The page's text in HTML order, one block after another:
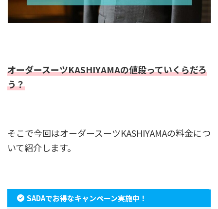
オーダースーツKASHIYAMAの値段っていくらだろ
う？
そこで今回はオーダースーツKASHIYAMAの料金につ
いて紹介します。
SADAでお得なキャンペーン実施中！